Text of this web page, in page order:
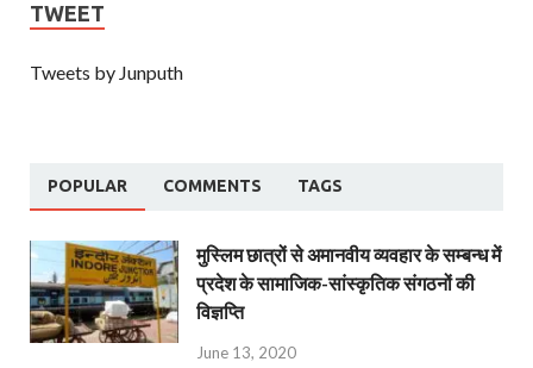
TWEET
Tweets by Junputh
POPULAR COMMENTS TAGS
मुस्लिम छात्रों से अमानवीय व्यवहार के सम्बन्ध में
प्रदेश के सामाजिक-सांस्कृतिक संगठनों की
विज्ञप्ति
June 13, 2020